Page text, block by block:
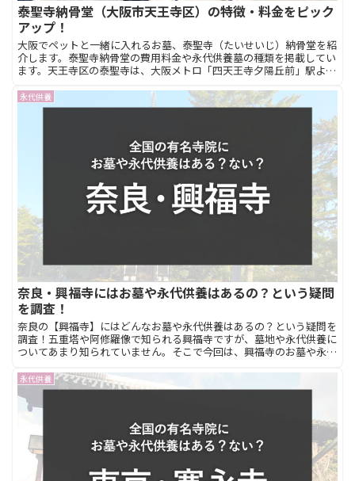
泰聖寺納骨堂（大阪市天王寺区）の特徴・料金をピック
アップ！
大阪でペットと一緒に入れるお墓、泰聖寺（たいせいじ）納骨堂を紹
介します。泰聖寺納骨堂の費用料金や永代供養墓の種類を掲載してい
ます。天王寺区の泰聖寺は、大阪メトロ「四天王寺夕陽丘前」駅より
養】
永代供養
奈良・興福寺にはお墓や永代供養はあるの？という疑問
を調査！
奈良の【興福寺】にはどんなお墓や永代供養はあるの？という疑問を
調査！五重塔や阿修羅像で知られる興福寺ですが、墓地や永代供養に
ついてあまり知られていません。そこで今回は、興福寺のお墓や永代
すすめです。
永代供養